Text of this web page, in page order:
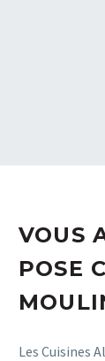
VOUS
POSE
Les Cuisines